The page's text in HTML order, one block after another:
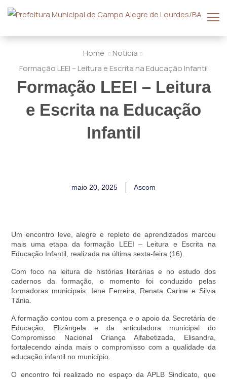
Home
Noticia
Formação LEEI – Leitura e Escrita na Educação Infantil
Formação LEEI – Leitura
e Escrita na Educação
Infantil
maio 20, 2025 Ascom
Um encontro leve, alegre e repleto de aprendizados marcou
mais uma etapa da formação LEEI – Leitura e Escrita na
Educação Infantil, realizada na última sexta-feira (16).
Com foco na leitura de histórias literárias e no estudo dos
cadernos da formação, o momento foi conduzido pelas
formadoras municipais: Iene Ferreira, Renata Carine e Silvia
Tânia.
A formação contou com a presença e o apoio da Secretária de
Educação, Elizângela e da articuladora municipal do
Compromisso Nacional Criança Alfabetizada, Elisandra,
fortalecendo ainda mais o compromisso com a qualidade da
educação infantil no município.
O encontro foi realizado no espaço da APLB Sindicato, que